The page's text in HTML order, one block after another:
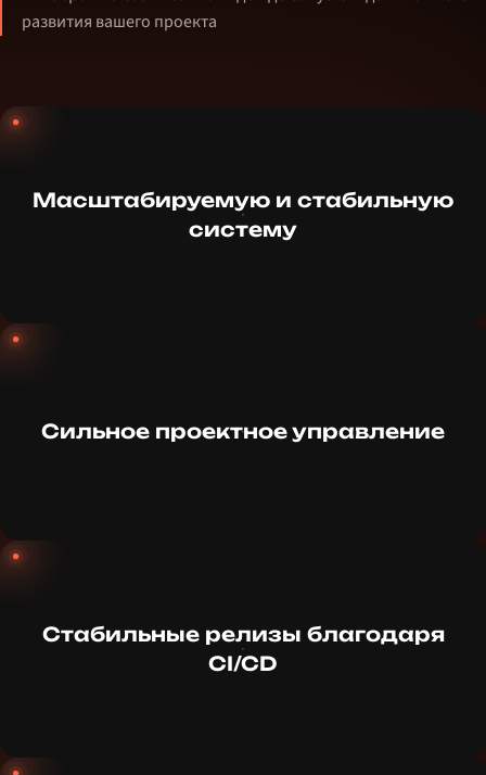
развития вашего проекта
Масштабируемую и стабильную
систему
Сильное проектное управление
Стабильные релизы благодаря
CI/CD